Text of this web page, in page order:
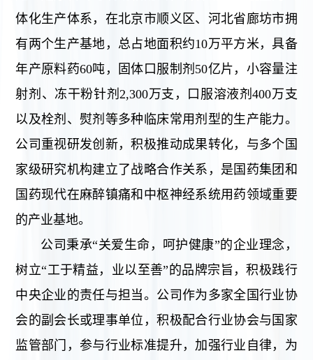
体化生产体系，在北京市顺义区、河北省廊坊市拥
有两个生产基地，总占地面积约10万平方米，具备
年产原料药60吨，固体口服制剂50亿片，小容量注
射剂、冻干粉针剂2,300万支，口服溶液剂400万支
以及栓剂、熨剂等多种临床常用剂型的生产能力。
公司重视研发创新，积极推动成果转化，与多个国
家级研究机构建立了战略合作关系，是国药集团和
国药现代在麻醉镇痛和中枢神经系统用药领域重要
的产业基地。
公司秉承“关爱生命，呵护健康”的企业理念，
树立“工于精益，业以至善”的品牌宗旨，积极践行
中央企业的责任与担当。公司作为多家全国行业协
会的副会长或理事单位，积极配合行业协会与国家
监管部门，参与行业标准提升，加强行业自律，为